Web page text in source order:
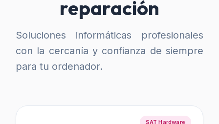
reparación
Soluciones informáticas profesionales
con la cercanía y confianza de siempre
para tu ordenador.
SAT Hardware